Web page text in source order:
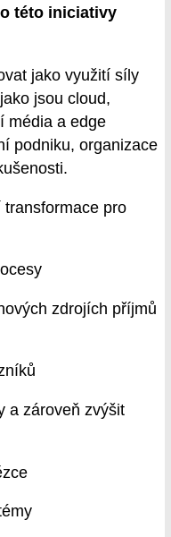
této iniciativy
jako využití síly
jsou cloud,
média a edge
podniku, organizace
pro
zdrojích příjmů
a zároveň zvýšit